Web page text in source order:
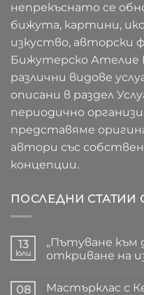
непрекъснато се
бижута, картини,
изкуство, авторски
Бижутерско Ателие
различни видове
описани в раздел
периодично
представяме
автори със
концепции.
ПОСЛЕДНИ СТАТИИ
13
юли
„Пътуване към
откриване на
за
08 Мастърклас с